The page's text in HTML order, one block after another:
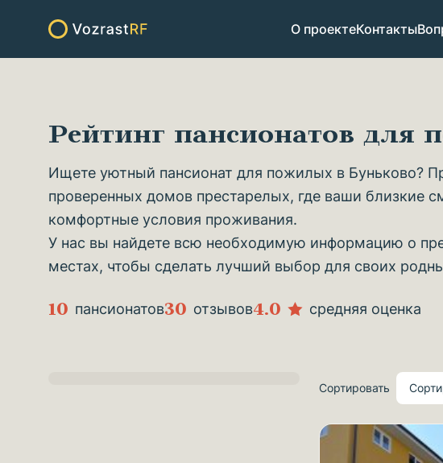
О проектеКонтакты
Рейтинг пансионатов для
Ищете уютный пансионат для пожилых в Буньково?
проверенных домов престарелых, где ваши близкие
комфортные условия проживания.
У нас вы найдете всю необходимую информацию о
местах, чтобы сделать лучший выбор для своих
10 пансионатов30 отзывов4.0 средняя оценка
Сортировать